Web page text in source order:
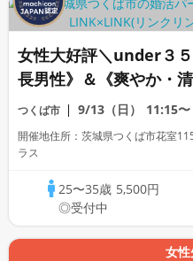
女性大好評＼under３
長男性》＆《爽やか・
ど×一途に想い合いたい方
つくば市 9/13（日） 11:15〜
開催地住所：茨城県つくば市花室
ラス
25〜35歳 5,500円
◎受付中
女